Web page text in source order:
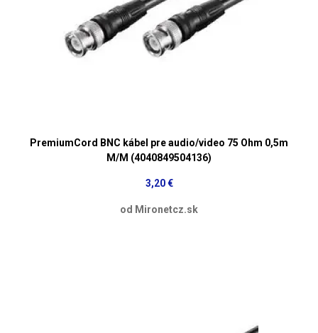
PremiumCord BNC kábel pre audio/video 75 Ohm 0,5m
M/M (4040849504136)
3,20 €
od Mironetcz.sk